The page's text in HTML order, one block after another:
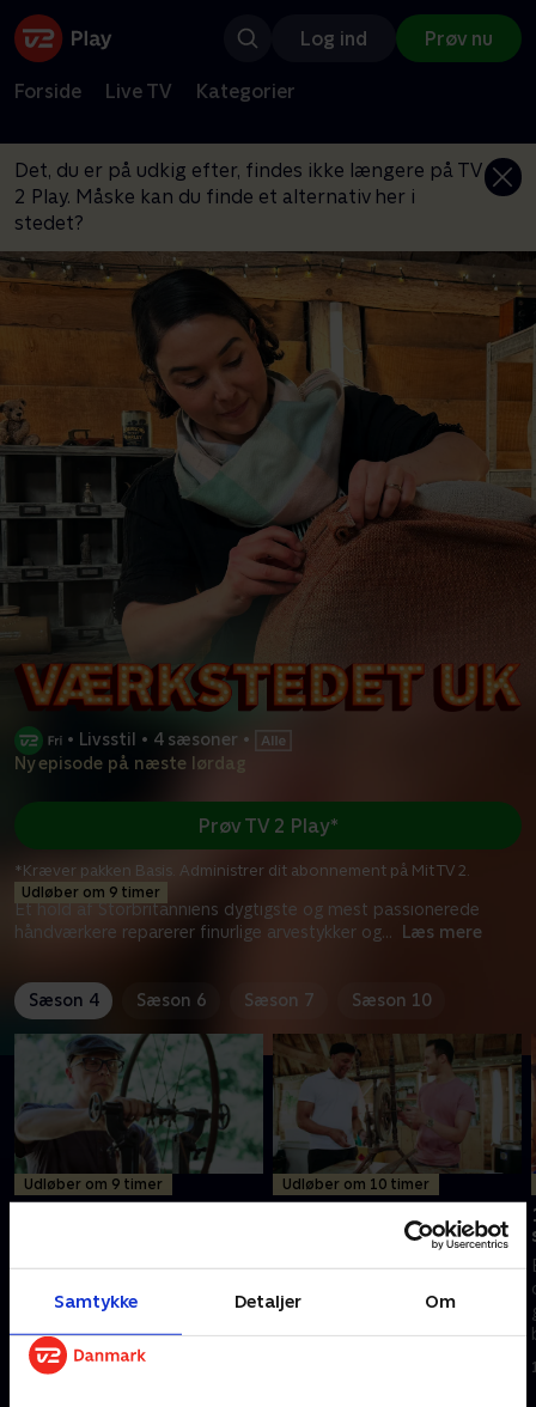
Samtykke Detaljer Om
Log ind Prøv nu
Forside Live TV Kategorier
Det, du er på udkig efter, findes ikke længere på TV
2 Play. Måske kan du finde et alternativ her i
stedet?
• Livsstil • 4 sæsoner •
Ny episode på næste lørdag
Udløber om 9 timer
Et hold af Storbritanniens dygtigste og mest passionerede
håndværkere reparerer finurlige arvestykker og... Læs mere
Prøv TV 2 Play*
*Kræver pakken Basis. Administrer dit abonnement på Mit TV 2.
Sæson 4 Sæson 6 Sæson 7 Sæson 10
Udløber om 9 timer
Eksperten Tim Gunn får sin sag
gammel væltepeter uden sadel
og bremser. Og så skal en
lædermappe med en vigtig
historie have nyt liv.
18. august 2021 • 43 min
Udløber om 10 timer
10. Spinderokke og
En 50 år gammel spinderok og
ved at falde fra hinanden.
Eksperterne forsøger endnu